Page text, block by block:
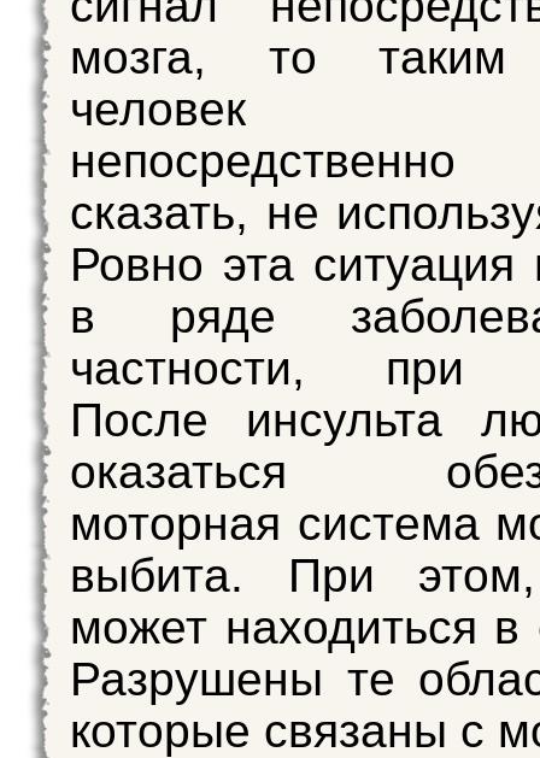
мозга, то таким
человек
сказать, не
Ровно эта ситуация
в ряде
частности,
После инсульта
оказаться
моторная система
выбита. При
может находиться в
Разрушены те
которые связаны с